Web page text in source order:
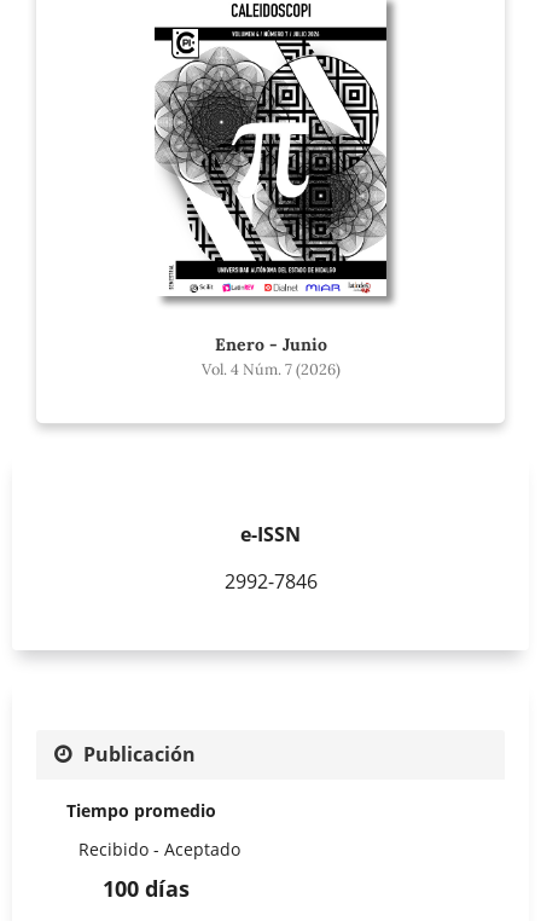
Enero - Junio
Vol. 4 Núm. 7 (2026)
e-ISSN
2992-7846
Publicación
Tiempo promedio
Recibido - Aceptado
100 días